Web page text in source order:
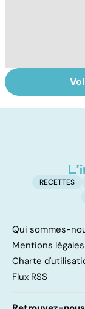
Comment
ses bonnes
RECETTES
Qui sommes-
Mentions légales
Charte
Flux RSS